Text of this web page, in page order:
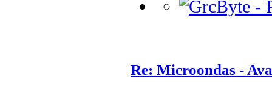
Re: Microondas -